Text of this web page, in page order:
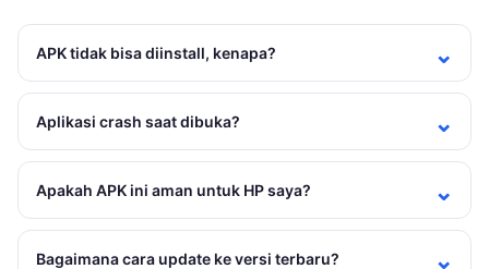
APK tidak bisa diinstall, kenapa?
Aplikasi crash saat dibuka?
Apakah APK ini aman untuk HP saya?
Bagaimana cara update ke versi terbaru?